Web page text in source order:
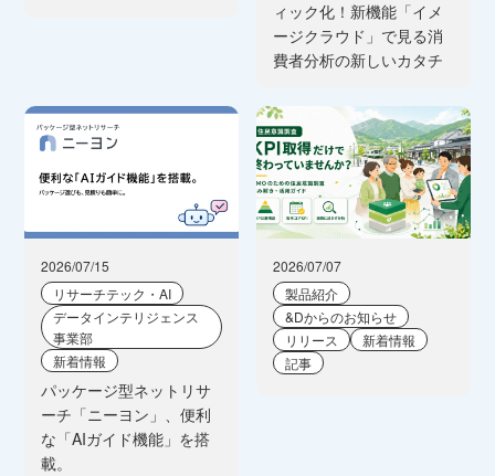
ィック化！新機能「イメ
ージクラウド」で見る消
費者分析の新しいカタチ
2026/07/15
リサーチテック・AI
データインテリジェンス
事業部
新着情報
パッケージ型ネットリサ
ーチ「ニーヨン」、便利
な「AIガイド機能」を搭
載。
2026/07/07
製品紹介
&Dからのお知らせ
リリース
新着情報
記事